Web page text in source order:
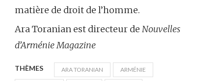
matière de droit de l’homme.
Ara Toranian est directeur de Nouvelles
d’Arménie Magazine
THÈMES ARA TORANIAN ARMÉNIE